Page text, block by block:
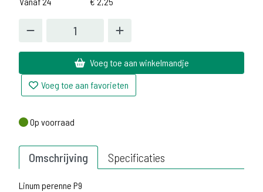
Voeg toe aan winkelmandje
Voeg toe aan favorieten
Op voorraad
Op voorraad
Omschrijving Specificaties
Linum perenne P9